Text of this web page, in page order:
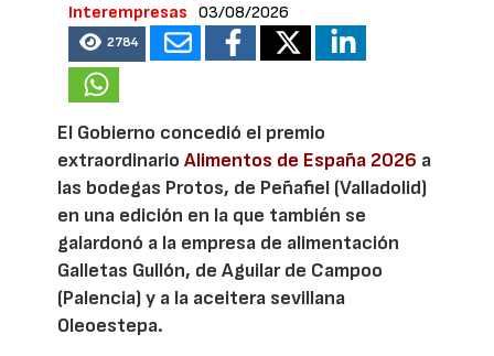
Interempresas
03/08/2026
2784
El Gobierno concedió el premio
extraordinarioAlimentos de España 2026 a
las bodegas Protos, de Peñafiel (Valladolid)
en una edición en la que también se
galardonó a la empresa de alimentación
Galletas Gullón, de Aguilar de Campoo
(Palencia) y a la aceitera sevillana
Oleoestepa.